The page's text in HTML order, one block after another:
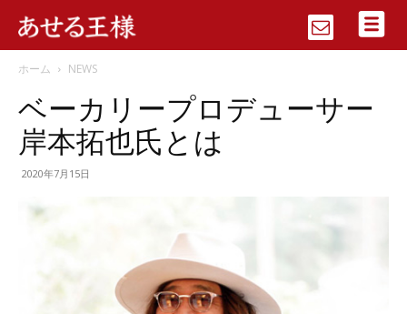
ホーム NEWS
ベーカリープロデューサー
岸本拓也氏とは
2020年7月15日